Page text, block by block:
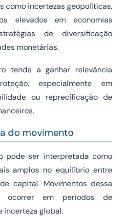
como incertezas geopolíticas,
elevados em economias
de diversificação
monetárias.
tende a ganhar relevância
especialmente em
ou reprecificação de
do movimento
pode ser interpretada como
amplos no equilíbrio entre
capital. Movimentos dessa
ocorrer em períodos de
incerteza global.